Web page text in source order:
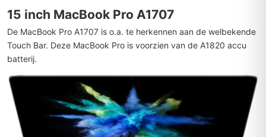
15 inch MacBook Pro A1707
De MacBook Pro A1707 is o.a. te herkennen aan de welbekende
Touch Bar. Deze MacBook Pro is voorzien van de A1820 accu
batterij.